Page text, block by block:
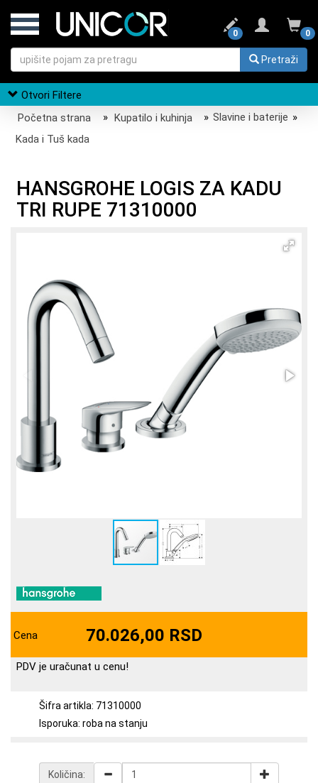
0
0
Pretraži
Otvori Filtere
Početna strana
» Kupatilo i kuhinja » Slavine i baterije »
Kada i Tuš kada
HANSGROHE LOGIS ZA KADU
TRI RUPE 71310000
Cena 70.026,00 RSD
PDV je uračunat u cenu!
Šifra artikla: 71310000
Isporuka: roba na stanju
Količina: